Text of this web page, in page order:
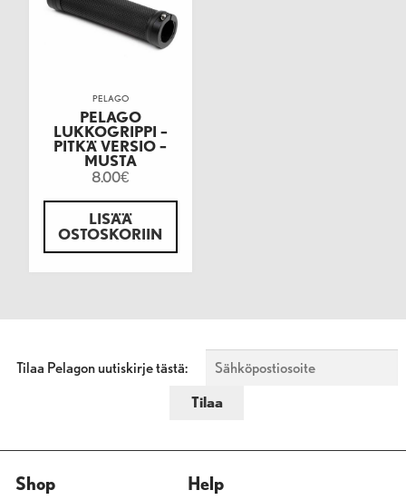
PELAGO
PELAGO
LUKKOGRIPPI –
PITKÄ VERSIO –
MUSTA
8.00€
LISÄÄ
OSTOSKORIIN
Tilaa Pelagon uutiskirje tästä:
Shop Help